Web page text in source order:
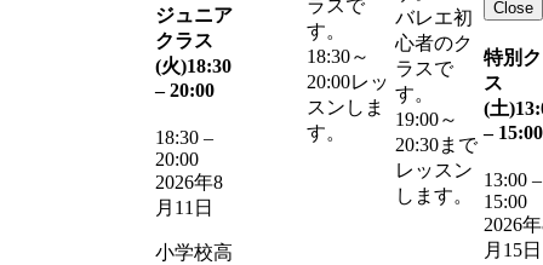
ジュニア
クラス
(火)18:30
– 20:00
18:30 –
20:00
2026年8
月11日
小学校高
ラスで
す。
18:30～
20:00レッ
スンしま
す。
バレエ初
心者のク
ラスで
す。
19:00～
20:30まで
レッスン
します。
Close
特別
ス
(土)
– 15:00
13:00 –
15:00
2026
月15日